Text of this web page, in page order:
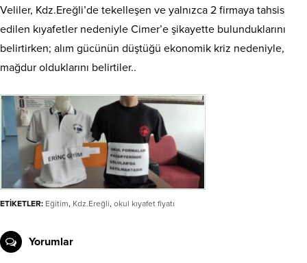
Veliler, Kdz.Ereğli’de tekelleşen ve yalnızca 2 firmaya tahsis
edilen kıyafetler nedeniyle Cimer’e şikayette bulunduklarını
belirtirken; alım gücünün düştüğü ekonomik kriz nedeniyle,
mağdur olduklarını belirtiler..
ETİKETLER: Eğitim, Kdz.Ereğli, okul kıyafet fiyatı
Yorumlar